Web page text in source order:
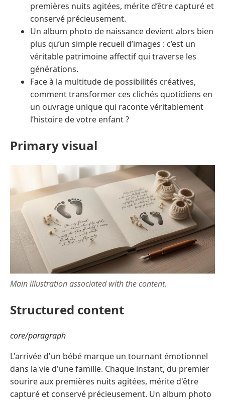
premières nuits agitées, mérite d’être capturé et
conservé précieusement.
Un album photo de naissance devient alors bien
plus qu’un simple recueil d’images : c’est un
véritable patrimoine affectif qui traverse les
générations.
Face à la multitude de possibilités créatives,
comment transformer ces clichés quotidiens en
un ouvrage unique qui raconte véritablement
l’histoire de votre enfant ?
Primary visual
Main illustration associated with the content.
Structured content
core/paragraph
L'arrivée d'un bébé marque un tournant émotionnel
dans la vie d'une famille. Chaque instant, du premier
sourire aux premières nuits agitées, mérite d'être
capturé et conservé précieusement. Un album photo